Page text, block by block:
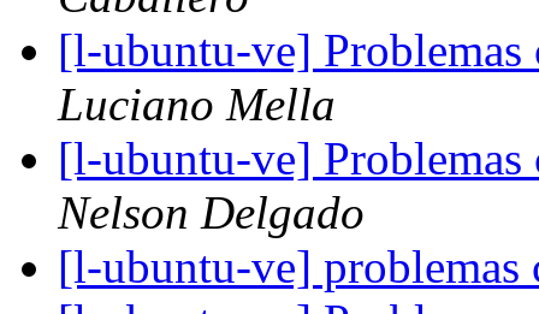
[l-ubuntu-ve]
Luciano Mella
[l-ubuntu-ve]
Nelson Delgado
[l-ubuntu-ve]